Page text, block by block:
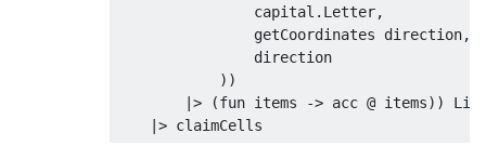
                capital.Letter,
                getCoordinates direction,
                direction
            ))
|> (fun items -> acc @ items))